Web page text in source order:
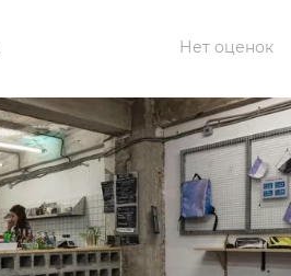
Нет оценок